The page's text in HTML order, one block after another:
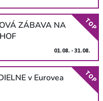
ZÁBAVA NA
01.08. - 31.08.
TOP
v Eurovea TOP